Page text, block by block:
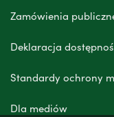
Zamówienia
Deklaracja
Standardy ochrony
Dla mediów